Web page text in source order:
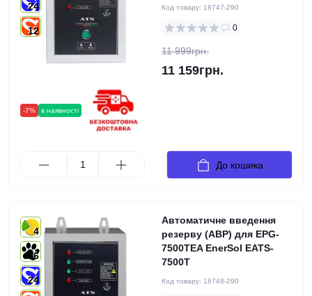
-7% в наявності
24
12
Код товару: 18747-290
0
11 999грн.
11 159грн.
До кошика
4
6
24
Автоматичне введення
резерву (АВР) для EPG-
7500TEA EnerSol EATS-
7500T
Код товару: 18748-290